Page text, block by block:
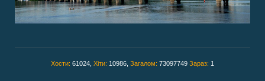
Хости: 61024, Хіти: 10986, Загалом: 73097749 Зараз: 1